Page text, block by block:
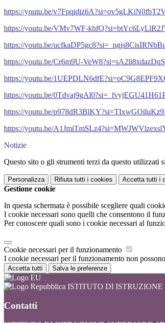
https://youtu.be/
https://youtu.be/VMv7WF-
https://youtu.be/
https://youtu.be/Cr6m9U-
https://youtu.be/
https://youtu.be/
https://youtu.be/
https://youtu.be/
Notizie
Questo sito o gli strumenti terzi da questo utilizzati
Personalizza Rifiuta tutti i cookies Accetta tutti i
Gestione cookie
In questa schermata è possibile scegliere quali
I cookie necessari sono quelli che consentono il
Per conoscere quali sono i cookie necessari al
Cookie necessari per il funzionamento
I cookie necessari per il funzionamento non
Accetta tutti Salva le preferenze
ISTITUTO DI ISTRUZIONE
Contatti